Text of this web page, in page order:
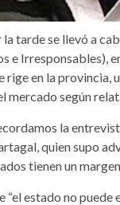
tarde se llevó a
e Irresponsables),
rige en la provincia,
mercado según
la
quien supo
tienen un margen
“el estado no puede